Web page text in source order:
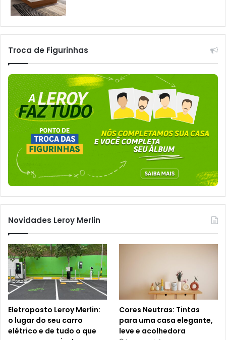
Troca de Figurinhas
Novidades Leroy Merlin
Eletroposto Leroy Merlin:
o lugar do seu carro
elétrico e de tudo o que
Cores Neutras: Tintas
para uma casa elegante,
leve e acolhedora